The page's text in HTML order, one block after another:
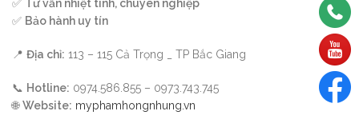
✅ Tư vấn nhiệt tình, chuyên nghiệp
✅ Bảo hành uy tín
📍 Địa chỉ: 113 – 115 Cả Trọng _ TP Bắc Giang
📞 Hotline: 0974.586.855 – 0973.743.745
🌐Website: myphamhongnhung.vn